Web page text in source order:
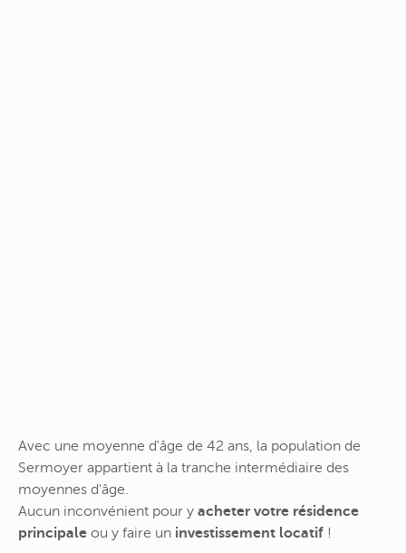
Avec une moyenne d'âge de 42 ans, la population de
Sermoyer appartient à la tranche intermédiaire des
moyennes d'âge.
Aucun inconvénient pour y acheter votre résidence
principale ou y faire un investissement locatif !